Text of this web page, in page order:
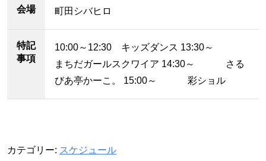
会場 町田シバヒロ
特記
事項
10:00～12:30 キッズダンス 13:30～
まちだガールスクワイア 14:30～ さる
びあ亭かーこ。 15:00～ 彩ショル
カテゴリー: スケジュール